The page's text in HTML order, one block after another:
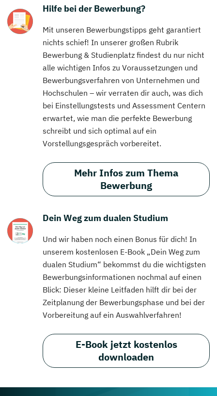
Hilfe bei der Bewerbung?
Mit unseren Bewerbungstipps geht garantiert
nichts schief! In unserer großen Rubrik
Bewerbung & Studienplatz findest du nur nicht
alle wichtigen Infos zu Voraussetzungen und
Bewerbungsverfahren von Unternehmen und
Hochschulen – wir verraten dir auch, was dich
bei Einstellungstests und Assessment Centern
erwartet, wie man die perfekte Bewerbung
schreibt und sich optimal auf ein
Vorstellungsgespräch vorbereitet.
Mehr Infos zum Thema
Bewerbung
Dein Weg zum dualen Studium
Und wir haben noch einen Bonus für dich! In
unserem kostenlosen E-Book „Dein Weg zum
dualen Studium“ bekommst du die wichtigsten
Bewerbungsinformationen nochmal auf einen
Blick: Dieser kleine Leitfaden hilft dir bei der
Zeitplanung der Bewerbungsphase und bei der
Vorbereitung auf ein Auswahlverfahren!
E-Book jetzt kostenlos
downloaden